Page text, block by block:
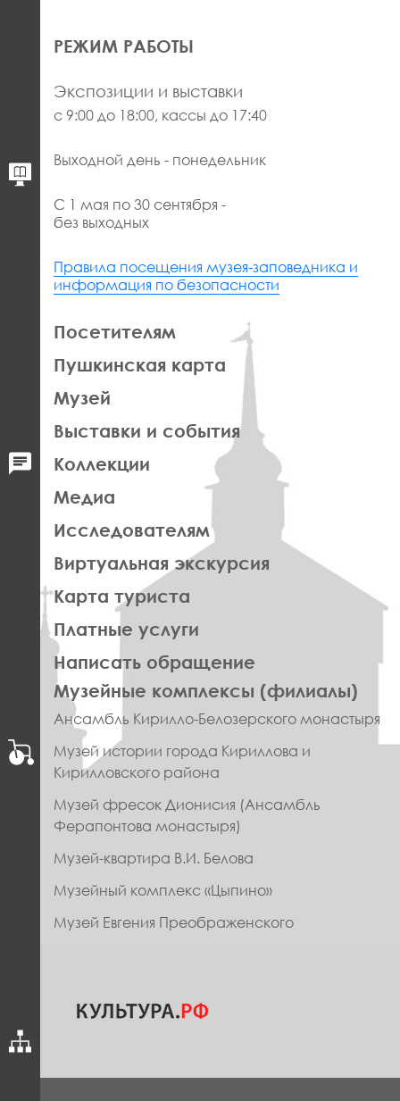
РЕЖИМ РАБОТЫ
Экспозиции и выставки
с 9:00 до 18:00, кассы до 17:40
Выходной день - понедельник
С 1 мая по 30 сентября -
без выходных
Правила посещения музея-заповедника и
информация по безопасности
ЛЕВАЯ
ЧАСТЬ
ФУТЕР
Посетителям
Пушкинская карта
Музей
Выставки и события
Коллекции
Медиа
Исследователям
Виртуальная экскурсия
Карта туриста
Платные услуги
Написать обращение
ПРАВОЕ
МЕНЮ
ФУТЕР
Музейные комплексы (филиалы)
Ансамбль Кирилло-Белозерского монастыря
Музей истории города Кириллова и
Кирилловского района
Музей фресок Дионисия (Ансамбль
Ферапонтова монастыря)
Музей-квартира В.И. Белова
Музейный комплекс «Цыпино»
Музей Евгения Преображенского